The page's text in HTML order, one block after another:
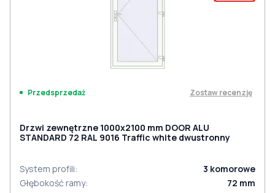
Przedsprzedaż Zostaw recenzję
Drzwi zewnętrzne 1000x2100 mm DOOR ALU
STANDARD 72 RAL 9016 Traffic white dwustronny
System profili: 3 komorowe
Głębokość ramy: 72 mm